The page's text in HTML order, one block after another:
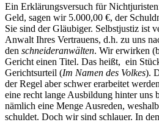
Ein Erklärungsversuch für
Geld, sagen wir 5.000,00 €, der
Sie sind der Gläubiger. Selbstjustiz ist
Anwalt Ihres Vertrauens, d.h. zu uns
den schneideranwälten. Wir erwirken
Gericht einen Titel. Das heißt, ein
Gerichtsurteil (Im Namen des Volkes).
der Regel aber schwer erarbeitet
eine recht lange Ausbildung hinter uns
nämlich eine Menge Ausreden,
schuldet. Doch wir sind schlauer. In